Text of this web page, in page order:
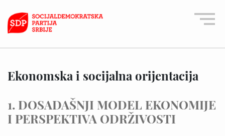
Ekonomska i socijalna orijentacija
1. DOSADAŠNJI MODEL EKONOMIJE
I PERSPEKTIVA ODRŽIVOSTI